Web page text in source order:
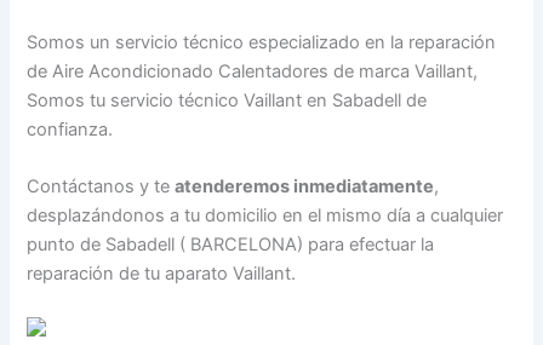
Somos un servicio técnico especializado en la reparación
de Aire Acondicionado Calentadores de marca Vaillant,
Somos tu servicio técnico Vaillant en Sabadell de
confianza.
Contáctanos y teatenderemos inmediatamente,
desplazándonos a tu domicilio en el mismo día a cualquier
punto de Sabadell ( BARCELONA) para efectuar la
reparación de tu aparato Vaillant.